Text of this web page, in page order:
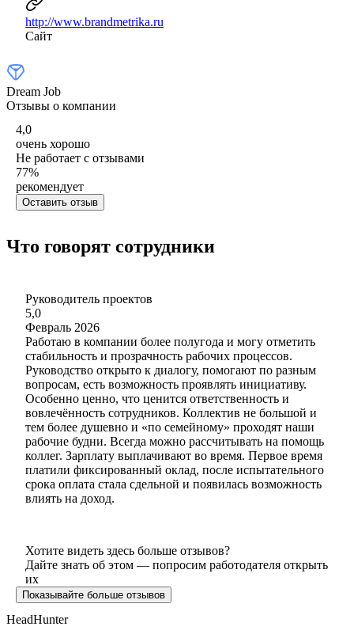
http://www.brandmetrika.ru
Сайт
Dream Job
Отзывы о компании
4,0
очень хорошо
Не работает с отзывами
77%
рекомендует
Оставить отзыв
Что говорят сотрудники
Руководитель проектов
5,0
Февраль 2026
Работаю в компании более полугода и могу отметить
стабильность и прозрачность рабочих процессов.
Руководство открыто к диалогу, помогают по разным
вопросам, есть возможность проявлять инициативу.
Особенно ценно, что ценится ответственность и
вовлечённость сотрудников. Коллектив не большой и
тем более душевно и «по семейному» проходят наши
рабочие будни. Всегда можно рассчитывать на помощь
коллег. Зарплату выплачивают во время. Первое время
платили фиксированный оклад, после испытательного
срока оплата стала сдельной и появилась возможность
влиять на доход.
Хотите видеть здесь больше отзывов?
Дайте знать об этом — попросим работодателя открыть
их
Показывайте больше отзывов
HeadHunter